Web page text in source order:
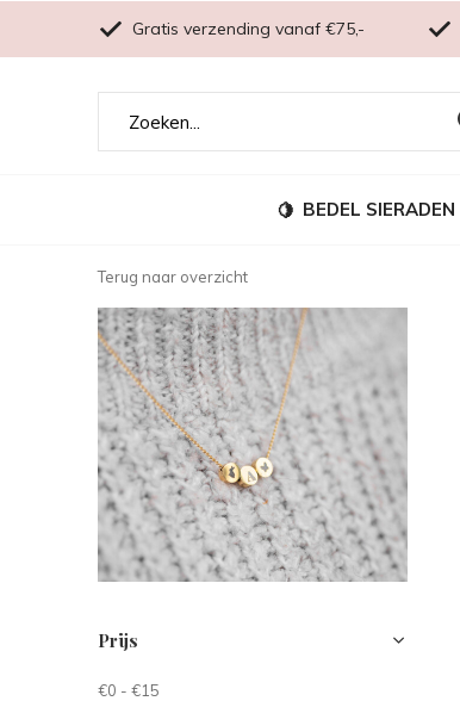
BEDEL SIERADEN
Gratis verzending vanaf €75,-
Terug naar overzicht
Prijs
€0 - €15